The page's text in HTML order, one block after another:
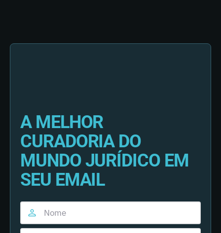
A MELHOR
CURADORIA DO
MUNDO JURÍDICO EM
SEU EMAIL